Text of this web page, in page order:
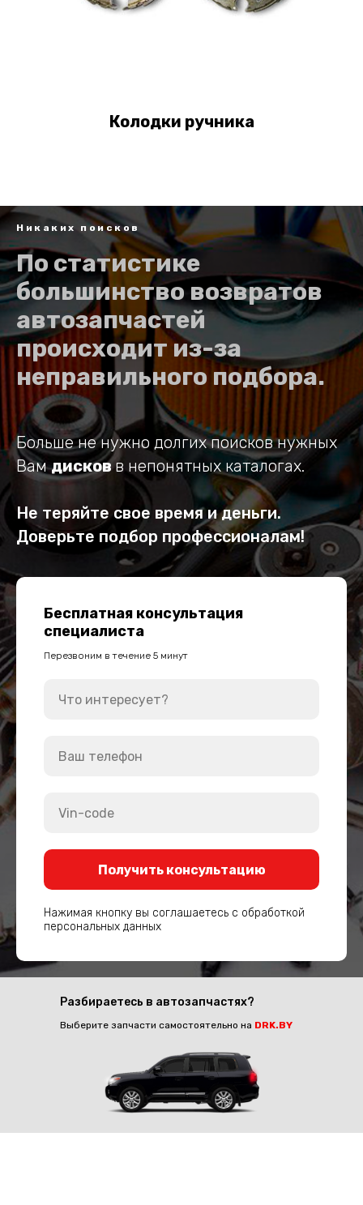
Колодки ручника
Никаких поисков
По статистике
большинство возвратов
автозапчастей
происходит из-за
неправильного подбора.
Больше не нужно долгих поисков нужных
Вамдисковв непонятных каталогах.
Не теряйте свое время и деньги.
Доверьте подбор профессионалам!
Бесплатная консультация
специалиста
Перезвоним в течение 5 минут
Получить консультацию
Нажимая кнопку вы соглашаетесь с обработкой
персональных данных
Выберите запчасти самостоятельно на DRK.BY
Разбираетесь в автозапчастях?